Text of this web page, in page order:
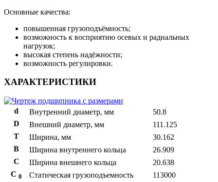
Основные качества:
повышенная грузоподъёмность;
возможность к восприятию осевых и радиальных
нагрузок;
высокая степень надёжности;
возможность регулировки.
ХАРАКТЕРИСТИКИ
d Внутренний диаметр, мм
50.8
D
Внешний диаметр, мм
111.125
T
Ширина, мм
30.162
B
Ширина внутреннего кольца
26.909
С
Ширина внешнего кольца
20.638
С 0 Статическая грузоподъемность
113000